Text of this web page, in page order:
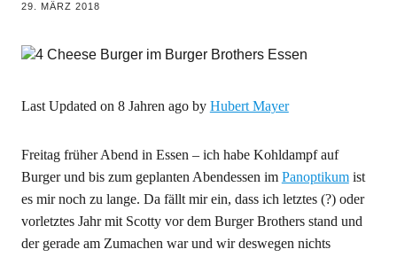
29. MÄRZ 2018
Last Updated on 8 Jahren ago by Hubert Mayer
Freitag früher Abend in Essen – ich habe Kohldampf auf
Burger und bis zum geplanten Abendessen im Panoptikumist
es mir noch zu lange. Da fällt mir ein, dass ich letztes (?) oder
vorletztes Jahr mit Scotty vor dem Burger Brothers stand und
der gerade am Zumachen war und wir deswegen nichts